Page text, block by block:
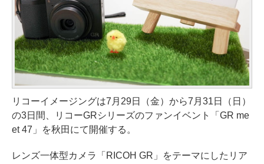
リコーイメージングは7月29日（金）から7月31日（日）
の3日間、リコーGRシリーズのファンイベント「GR me
et 47」を秋田にて開催する。
レンズ一体型カメラ「RICOH GR」をテーマにしたリア